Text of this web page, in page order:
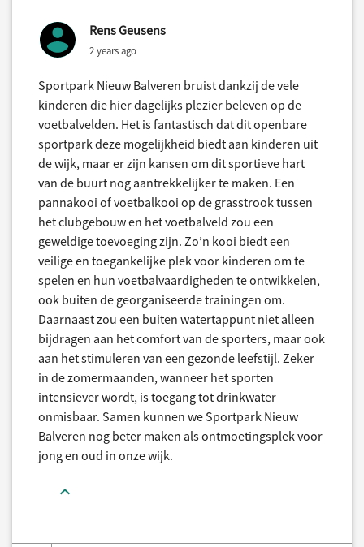
Rens Geusens
2 years ago
Sportpark Nieuw Balveren bruist dankzij de vele
kinderen die hier dagelijks plezier beleven op de
voetbalvelden. Het is fantastisch dat dit openbare
sportpark deze mogelijkheid biedt aan kinderen uit
de wijk, maar er zijn kansen om dit sportieve hart
van de buurt nog aantrekkelijker te maken. Een
pannakooi of voetbalkooi op de grasstrook tussen
het clubgebouw en het voetbalveld zou een
geweldige toevoeging zijn. Zo’n kooi biedt een
veilige en toegankelijke plek voor kinderen om te
spelen en hun voetbalvaardigheden te ontwikkelen,
ook buiten de georganiseerde trainingen om.
Daarnaast zou een buiten watertappunt niet alleen
bijdragen aan het comfort van de sporters, maar ook
aan het stimuleren van een gezonde leefstijl. Zeker
in de zomermaanden, wanneer het sporten
intensiever wordt, is toegang tot drinkwater
onmisbaar. Samen kunnen we Sportpark Nieuw
Balveren nog beter maken als ontmoetingsplek voor
jong en oud in onze wijk.